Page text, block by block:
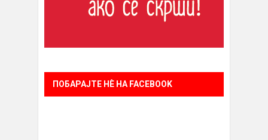
ПОБАРАЈТЕ НÈ НА FACEBOOK